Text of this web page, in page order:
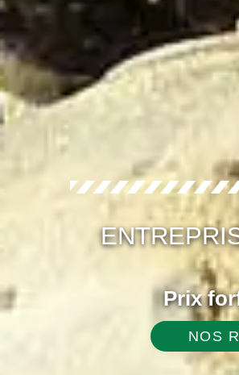
Prix
NOS